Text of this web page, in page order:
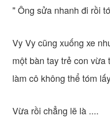
" Ông sửa nhanh đi rồi
Vy Vy cũng xuống xe
một bàn tay trẻ con
làm cô không thể tóm
Vừa rồi chẳng lẽ là ....